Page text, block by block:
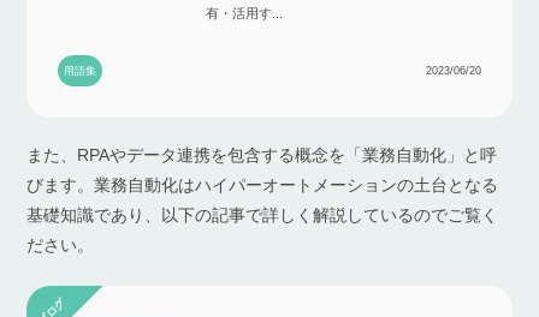
有・活用す...
用語集 2023/06/20
また、RPAやデータ連携を包含する概念を「業務自動化」と呼
びます。業務自動化はハイパーオートメーションの土台となる
基礎知識であり、以下の記事で詳しく解説しているのでご覧く
ださい。